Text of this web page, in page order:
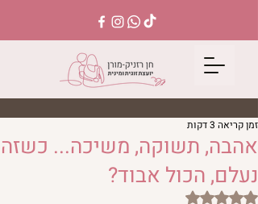
אהבה, תשוקה, משיכה... כשזה
נעלם, הכול אבוד?
זמן קריאה 3 דקות
דירוג של NaN מתוך 5 כוכבים